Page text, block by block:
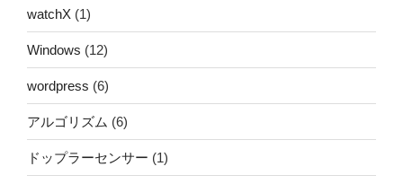
watchX (1)
Windows (12)
wordpress (6)
アルゴリズム (6)
ドップラーセンサー (1)